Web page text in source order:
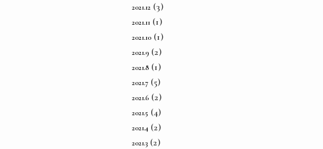
2021.12 (3)
2021.11 (1)
2021.10 (1)
2021.9 (2)
2021.8 (1)
2021.7 (5)
2021.6 (2)
2021.5 (4)
2021.4 (2)
2021.3 (2)